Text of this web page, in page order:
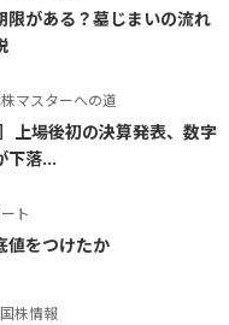
限がある？墓じまいの流れ
マスターへの道
上場後初の決算発表、数字
下落...
ト
値をつけたか
株情報